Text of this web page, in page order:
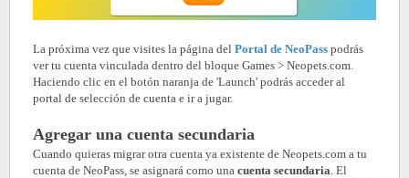
La próxima vez que visites la página del Portal de NeoPass podrás
ver tu cuenta vinculada dentro del bloque Games > Neopets.com.
Haciendo clic en el botón naranja de 'Launch' podrás acceder al
portal de selección de cuenta e ir a jugar.
Agregar una cuenta secundaria
Cuando quieras migrar otra cuenta ya existente de Neopets.com a tu
cuenta de NeoPass, se asignará como una cuenta secundaria . El